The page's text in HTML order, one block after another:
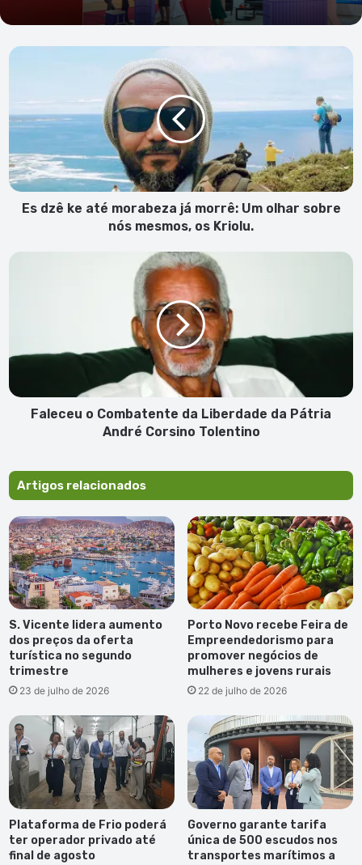
Es
morabeza
morrê:
Um
olhar
sobre
os
Es dzê ke até morabeza já morrê: Um olhar sobre
nós mesmos, os Kriolu.
Faleceu
Pátria
Corsino
Tolentino
Faleceu o Combatente da Liberdade da Pátria
André Corsino Tolentino
Artigos relacionados
S. Vicente lidera aumento
dos preços da oferta
turística no segundo
trimestre
23 de julho de 2026
Porto Novo recebe Feira de
Empreendedorismo para
promover negócios de
mulheres e jovens rurais
22 de julho de 2026
Plataforma de Frio poderá
ter operador privado até
final de agosto
Governo garante tarifa
única de 500 escudos nos
transportes marítimos a